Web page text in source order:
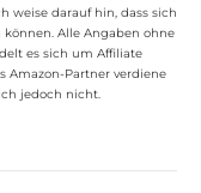
weise darauf hin, dass sich
Alle Angaben ohne
es sich um Affiliate
Amazon-Partner verdiene
jedoch nicht.